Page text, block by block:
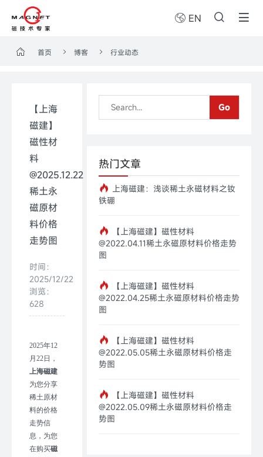
EN
首页 博客 行业动态
【上海
磁建】
磁性材
料
@2025.12.22
稀土永
磁原材
料价格
走势图
时间：
2025/12/22
浏览：
628
2025年12
月 22日，
上海磁建
为您分享
稀土原材
料的价格
走势信
息，为您
在购买磁
Go
热门文章
上海磁建：浅谈稀土永磁材料之钕
铁硼
【上海磁建】磁性材料
@2022.04.11稀土永磁原材料价格走势
图
【上海磁建】磁性材料
@2022.04.25稀土永磁原材料价格走势
图
【上海磁建】磁性材料
@2022.05.05稀土永磁原材料价格走
势图
【上海磁建】磁性材料
@2022.05.09稀土永磁原材料价格走
势图